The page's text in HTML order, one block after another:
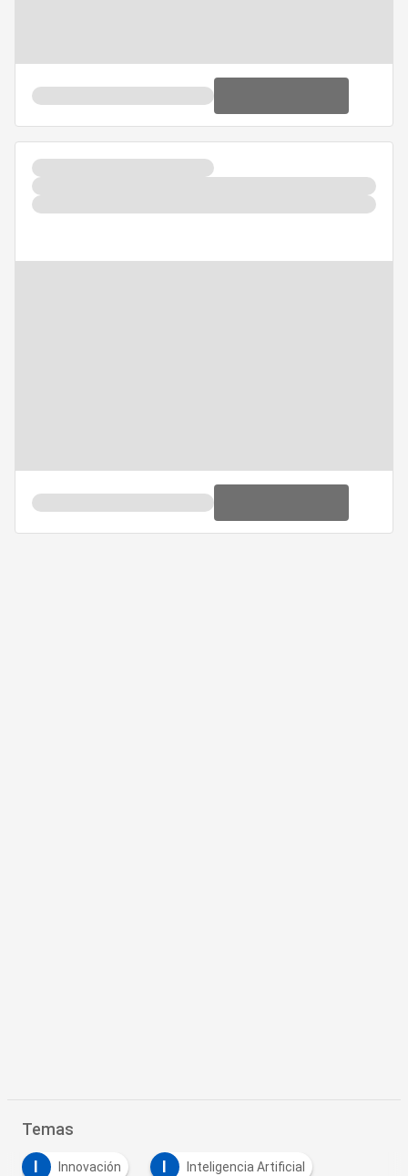
Temas
Innovación Inteligencia Artificial